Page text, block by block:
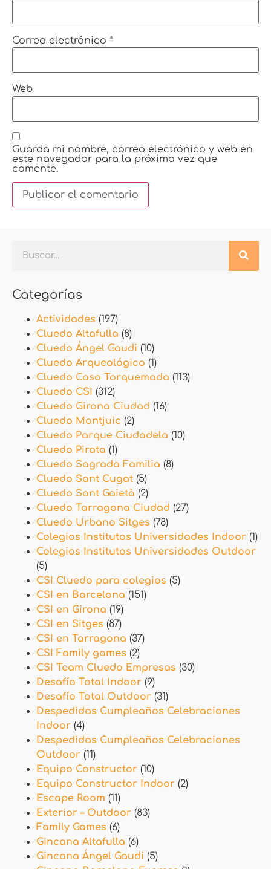
Correo electrónico *
Web
Guarda mi nombre, correo electrónico y web en
este navegador para la próxima vez que
comente.
Categorías
Actividades (197)
Cluedo Altafulla (8)
Cluedo Ángel Gaudi (10)
Cluedo Arqueológico (1)
Cluedo Caso Torquemada (113)
Cluedo CSI (312)
Cluedo Girona Ciudad (16)
Cluedo Montjuic (2)
Cluedo Parque Ciudadela (10)
Cluedo Pirata (1)
Cluedo Sagrada Familia (8)
Cluedo Sant Cugat (5)
Cluedo Sant Gaietà (2)
Cluedo Tarragona Ciudad (27)
Cluedo Urbano Sitges (78)
Colegios Institutos Universidades Indoor (1)
Colegios Institutos Universidades Outdoor
(5)
CSI Cluedo para colegios (5)
CSI en Barcelona (151)
CSI en Girona (19)
CSI en Sitges (87)
CSI en Tarragona (37)
CSI Family games (2)
CSI Team Cluedo Empresas (30)
Desafío Total Indoor (9)
Desafío Total Outdoor (31)
Despedidas Cumpleaños Celebraciones
Indoor (4)
Despedidas Cumpleaños Celebraciones
Outdoor (11)
Equipo Constructor (10)
Equipo Constructor Indoor (2)
Escape Room (11)
Exterior – Outdoor (83)
Family Games (6)
Gincana Altafulla (6)
Gincana Ángel Gaudi (5)